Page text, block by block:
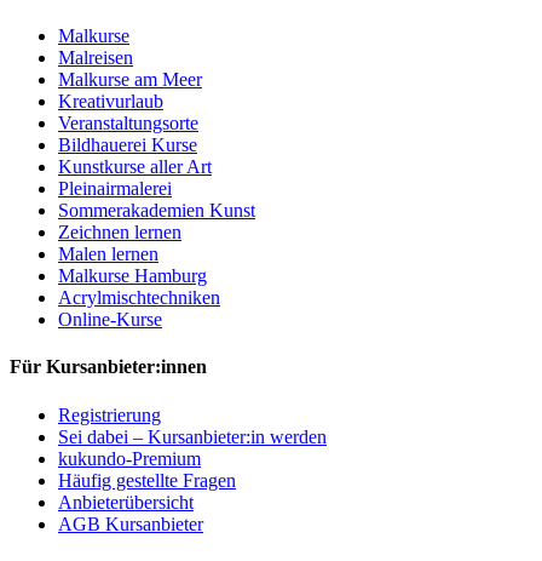
Malkurse
Malreisen
Malkurse am Meer
Kreativurlaub
Veranstaltungsorte
Bildhauerei Kurse
Kunstkurse aller Art
Pleinairmalerei
Sommerakademien Kunst
Zeichnen lernen
Malen lernen
Malkurse Hamburg
Acrylmischtechniken
Online-Kurse
Für Kursanbieter:innen
Registrierung
Sei dabei – Kursanbieter:in werden
kukundo-Premium
Häufig gestellte Fragen
Anbieterübersicht
AGB Kursanbieter